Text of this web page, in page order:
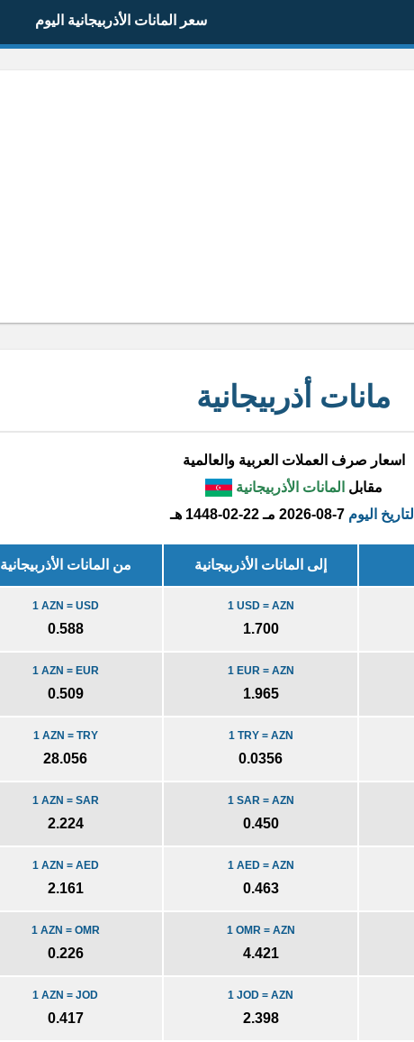
سعر المانات الأذربيجانية اليوم
مانات أذربيجانية
اسعار صرف العملات العربية والعالمية
مقابل المانات الأذربيجانية
التاريخ اليوم 2026-08-7 مـ 1448-02-22 هـ
إلى المانات الأذربيجانية من المانات الأذربيجانية
1 USD = AZN
1.700
1 AZN = USD
0.588
1 EUR = AZN
1.965
1 AZN = EUR
0.509
1 TRY = AZN
0.0356
1 AZN = TRY
28.056
1 SAR = AZN
0.450
1 AZN = SAR
2.224
1 AED = AZN
0.463
1 AZN = AED
2.161
1 OMR = AZN
4.421
1 AZN = OMR
0.226
1 JOD = AZN
2.398
1 AZN = JOD
0.417